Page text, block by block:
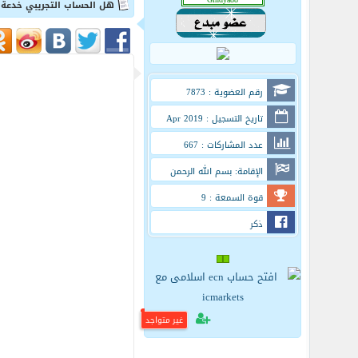
رقم العضوية : 7873
تاريخ التسجيل : Apr 2019
عدد المشاركات : 667
الإقامة: بسم الله الرحمن
الرحيم
قوة السمعة : 9
ذكر
غير متواجد
هل الحساب التجريبي